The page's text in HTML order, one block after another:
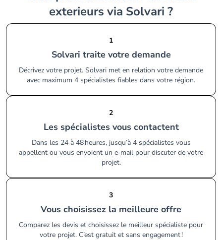
exterieurs via Solvari ?
1
Solvari traite votre demande
Décrivez votre projet. Solvari met en relation votre demande
avec maximum 4 spécialistes fiables dans votre région.
2
Les spécialistes vous contactent
Dans les 24 à 48 heures, jusqu’à 4 spécialistes vous
appellent ou vous envoient un e‑mail pour discuter de votre
projet.
3
Vous choisissez la meilleure offre
Comparez les devis et choisissez le meilleur spécialiste pour
votre projet. C’est gratuit et sans engagement !